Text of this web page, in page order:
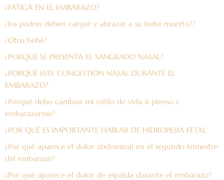
¿FATIGA EN EL EMBARAZO?
¿los padres deben cargar y abrazar a su bebé muerto??
¿Otro bebé?
¿PORQUE SE PRESENTA EL SANGRADO NASAL?
¿PORQUÈ HAY CONGESTIÓN NASAL DURANTE EL
EMBARAZO?
¿Porqué debo cambiar mi estilo de vida si pienso s
embarazarme?
¿POR QUÉ ES IMPORTANTE HABLAR DE HIDROPESÍA FETAL
¿Por qué aparece el dolor abdominal en el segundo trimestre
del embarazo?
¿Por qué aparece el dolor de espalda durante el embarazo?